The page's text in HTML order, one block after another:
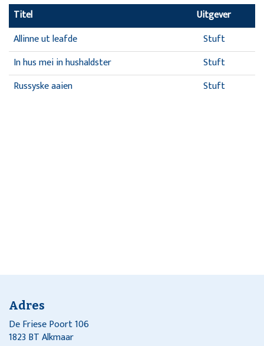
Titel
Uitgever
Allinne ut leafde
Stuft
In hus mei in hushaldster
Stuft
Russyske aaien
Stuft
Adres
De Friese Poort 106
1823 BT Alkmaar